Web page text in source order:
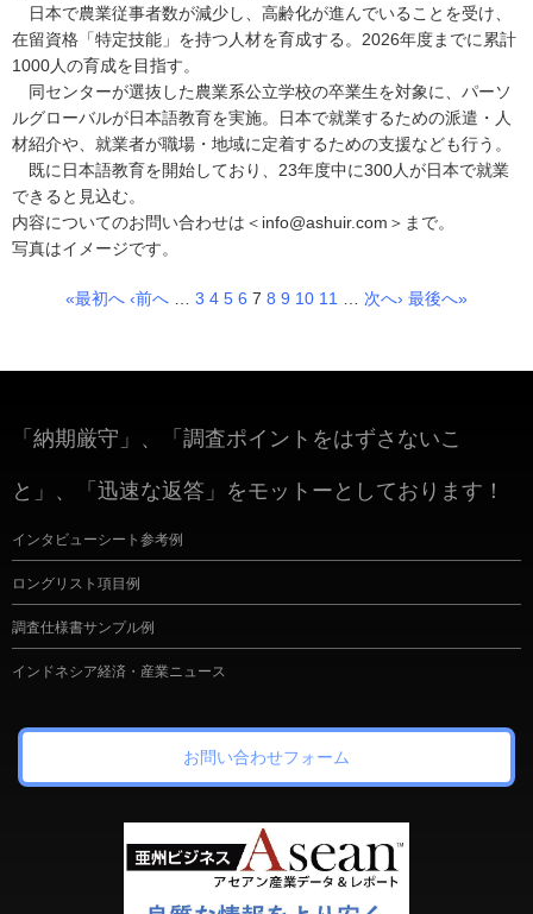
日本で農業従事者数が減少し、高齢化が進んでいることを受け、
在留資格「特定技能」を持つ人材を育成する。2026年度までに累計
1000人の育成を目指す。
同センターが選抜した農業系公立学校の卒業生を対象に、パーソ
ルグローバルが日本語教育を実施。日本で就業するための派遣・人
材紹介や、就業者が職場・地域に定着するための支援なども行う。
既に日本語教育を開始しており、23年度中に300人が日本で就業
できると見込む。
内容についてのお問い合わせは＜info@ashuir.com＞まで。
写真はイメージです。
«最初へ ‹前へ 3 4 5 6 7 8 9 10 11 次へ› 最後へ»
「納期厳守」、「調査ポイントをはずさないこ
と」、「迅速な返答」をモットーとしております！
インタビューシート参考例
ロングリスト項目例
調査仕様書サンプル例
インドネシア経済・産業ニュース
お問い合わせフォーム